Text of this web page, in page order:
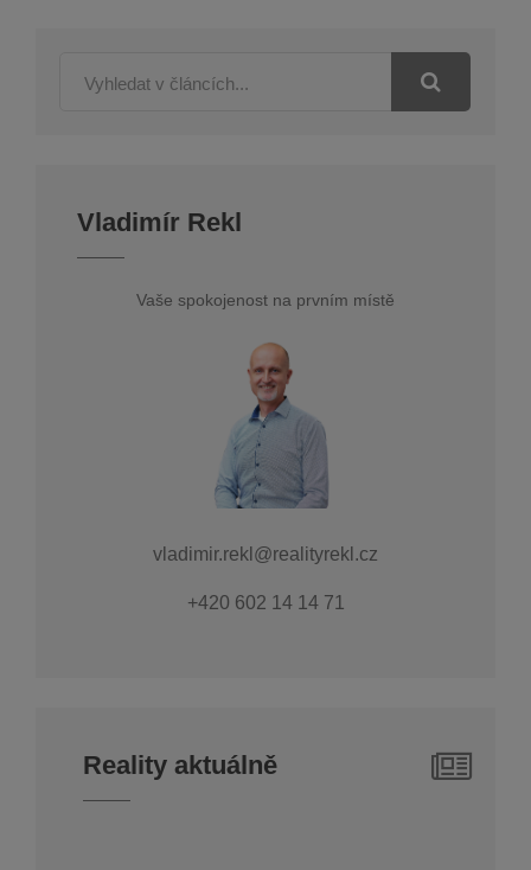
Vladimír Rekl
Vaše spokojenost na prvním místě
vladimir.rekl@realityrekl.cz
+420 602 14 14 71
Reality aktuálně